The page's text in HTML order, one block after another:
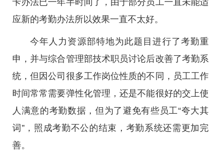
卡办法已一年半时间了，由于部分员工一直未能适
应新的考勤办法所以效果一直不太好。
今年人力资源部特地为此题目进行了考勤重
申，并与综合管理部技术职员讨论后改善了考勤系
统，但因公司很多工作岗位性质的不同，员工工作
时间常常需要弹性化管理，还是不能很好的交上使
人满意的考勤数据，但为了避免有些员工“夸大其
词”，照成考勤不公的结束，考勤系统还需更加完
善。